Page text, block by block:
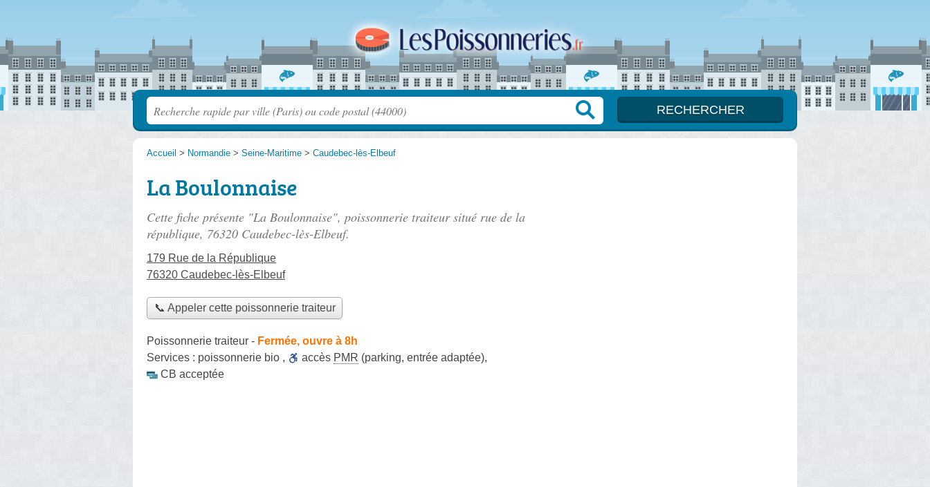
Accueil > Normandie > Seine-Maritime > Caudebec-lès-Elbeuf
La Boulonnaise
Cette fiche présente "La Boulonnaise", poissonnerie traiteur situé rue de la
république, 76320 Caudebec-lès-Elbeuf.
179 Rue de la République
76320 Caudebec-lès-Elbeuf
📞 Appeler cette poissonnerie traiteur
Poissonnerie traiteur - Fermée, ouvre à 8h
Services : poissonnerie bio , accès PMR (parking, entrée adaptée),
CB acceptée